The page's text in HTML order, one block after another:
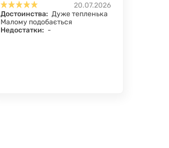
20.07.2026
Достоинства: Дуже тепленька
Малому подобається
Недостатки: -